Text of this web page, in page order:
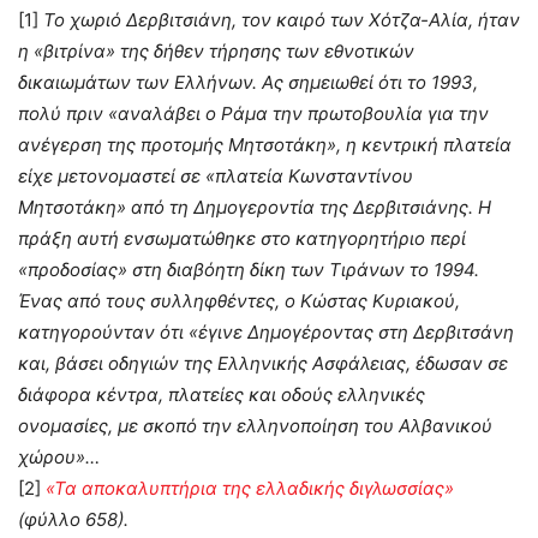
[1] Το χωριό Δερβιτσιάνη, τον καιρό των Χότζα-Αλία, ήταν
η «βιτρίνα» της δήθεν τήρησης των εθνοτικών
δικαιωμάτων των Ελλήνων. Ας σημειωθεί ότι το 1993,
πολύ πριν «αναλάβει ο Ράμα την πρωτοβουλία για την
ανέγερση της προτομής Μητσοτάκη», η κεντρική πλατεία
είχε μετονομαστεί σε «πλατεία Κωνσταντίνου
Μητσοτάκη» από τη Δημογεροντία της Δερβιτσιάνης. Η
πράξη αυτή ενσωματώθηκε στο κατηγορητήριο περί
«προδοσίας» στη διαβόητη δίκη των Τιράνων το 1994.
Ένας από τους συλληφθέντες, ο Κώστας Κυριακού,
κατηγορούνταν ότι «έγινε Δημογέροντας στη Δερβιτσάνη
και, βάσει οδηγιών της Ελληνικής Ασφάλειας, έδωσαν σε
διάφορα κέντρα, πλατείες και οδούς ελληνικές
ονομασίες, με σκοπό την ελληνοποίηση του Αλβανικού
χώρου»…
[2] «Τα αποκαλυπτήρια της ελλαδικής διγλωσσίας»
(φύλλο 658).